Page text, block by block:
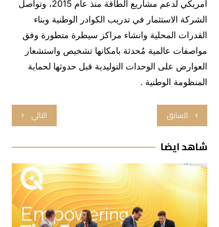
أمريكي لدعم مشاريع الطاقة منذ عام 2015، وتواصل
الشركة الاستثمار في تدريب الكوادر الوطنية وبناء
القدرات المحلية وانشاء مراكز سيطرة متطورة وفق
مواصفات عالمية مُحدثة بامكانها تشخيص واستشعار
العوارض على الوحدات التوليدية قبل حدوثها لحماية
المنظومة الوطنية .
تصفّح
المقالات
السابق التالي
شاهد ايضا